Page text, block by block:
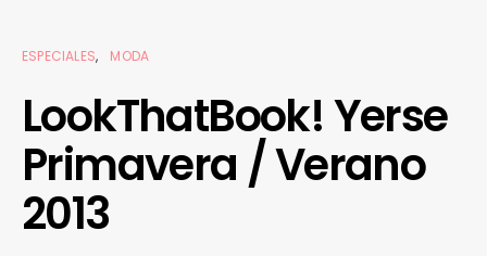
ESPECIALES MODA
LookThatBook! Yerse
Primavera / Verano
2013